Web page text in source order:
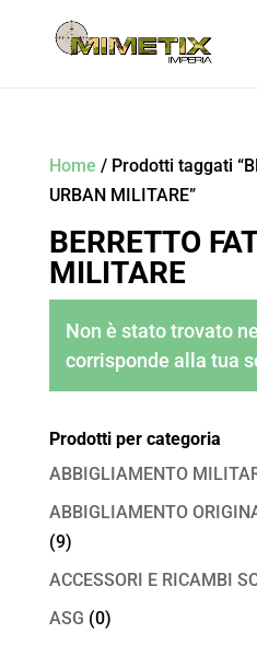
Home / Prodotti taggati
URBAN MILITARE”
BERRETTO
MILITARE
Non è stato trovato
corrisponde alla tua
Prodotti per categoria
ABBIGLIAMENTO
ABBIGLIAMENTO
(9)
ACCESSORI E RICAMBI
ASG (0)